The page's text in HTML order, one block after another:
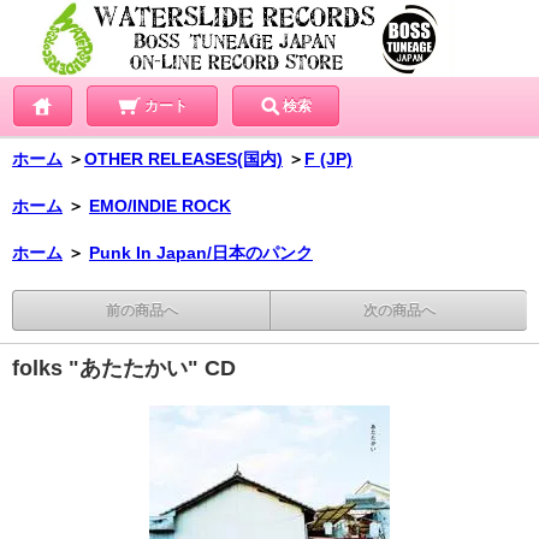
カート 検索
ホーム ＞OTHER RELEASES(国内) ＞ F (JP)
ホーム ＞ EMO/INDIE ROCK
ホーム ＞ Punk In Japan/日本のパンク
前の商品へ 次の商品へ
folks "あたたかい" CD